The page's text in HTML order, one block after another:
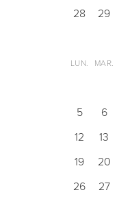
28
29
LUN. MAR.
5
6
12
13
19
20
26
27